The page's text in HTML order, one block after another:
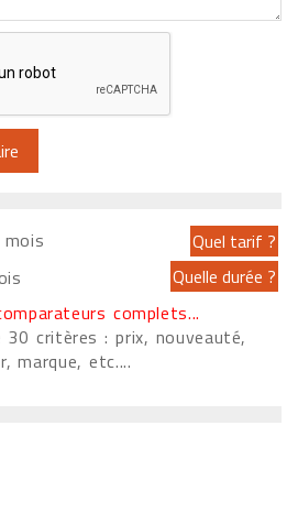
complets...
30 critères : prix, nouveauté,
marque, etc....